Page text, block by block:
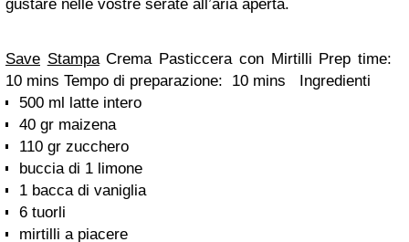
gustare nelle vostre serate all’aria aperta.
Save StampaCrema Pasticcera con Mirtilli Prep time:
10 mins Tempo di preparazione: 10 mins Ingredienti
500 ml latte intero
40 gr maizena
110 gr zucchero
buccia di 1 limone
1 bacca di vaniglia
6 tuorli
mirtilli a piacere